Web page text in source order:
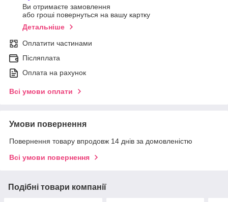
Ви отримаєте замовлення
або гроші повернуться на вашу картку
Детальніше
Оплатити частинами
Післяплата
Оплата на рахунок
Всі умови оплати
Умови повернення
Повернення товару впродовж 14 днів за домовленістю
Всі умови повернення
Подібні товари компанії